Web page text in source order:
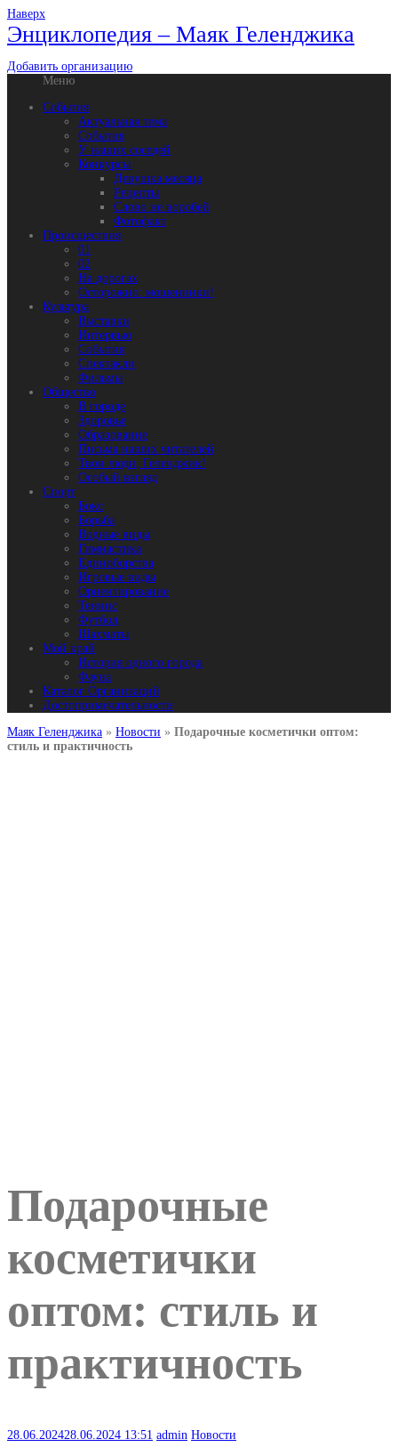
Наверх
Энциклопедия – Маяк Геленджика
Добавить организацию
Меню
События
Актуальная тема
События
У наших соседей
Конкурсы
Девушка месяца
Рецепты
Слово не воробей
Фотофакт
Происшествия
01
02
На дорогах
Осторожно: мошенники!
Культура
Выставки
Интервью
События
Спектакли
Фильмы
Общество
В городе
Здоровье
Образование
Письма наших читателей
Твои люди, Геленджик!
Особый взгляд
Спорт
Бокс
Борьба
Водные виды
Гимнастика
Единоборства
Игровые виды
Ориентирование
Теннис
Футбол
Шахматы
Мой край
История одного города
Фауна
Каталог Организаций
Достопримечательности
Маяк Геленджика » Новости » Подарочные косметички оптом:
стиль и практичность
Подарочные
косметички
оптом: стиль и
практичность
28.06.202428.06.2024 13:51 admin Новости